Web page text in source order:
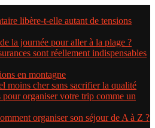
libère-t-elle autant de tensions
la journée pour aller à la plage ?
sont réellement indispensables
en montagne
moins cher sans sacrifier la qualité
organiser votre trip comme un
organiser son séjour de A à Z ?